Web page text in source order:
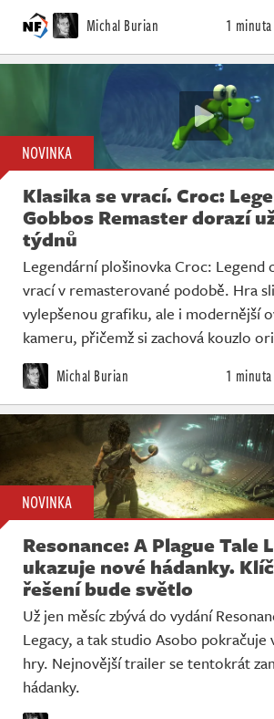
Michal Burian 1 minuta
NOVINKA
Klasika se vrací. Croc:
Gobbos Remaster dorazí
týdnů
Legendární plošinovka Croc: Legend
vrací v remasterované podobě. Hra
vylepšenou grafiku, ale i modernější
kameru, přičemž si zachová kouzlo
Michal Burian 1 minuta
NOVINKA
Resonance: A Plague Tale
ukazuje nové hádanky.
řešení bude světlo
Už jen měsíc zbývá do vydání
Legacy, a tak studio Asobo pokračuje
hry. Nejnovější trailer se tentokrát
hádanky.